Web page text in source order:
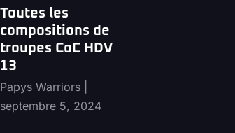
Toutes les
compositions de
troupes CoC HDV
13
Papys Warriors
septembre 5, 2024